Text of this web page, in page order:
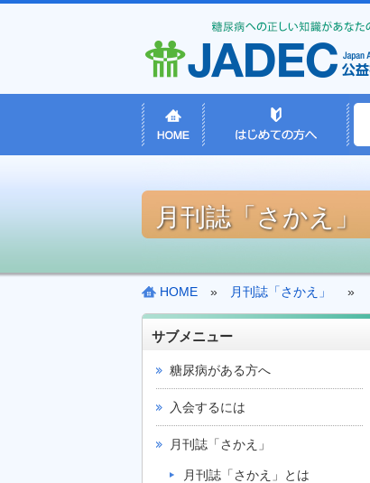
月刊誌「さかえ」
サブメニュー
糖尿病がある方へ
入会するには
月刊誌「さかえ」
月刊誌「さかえ」とは
HOME » 月刊誌「さかえ」 »